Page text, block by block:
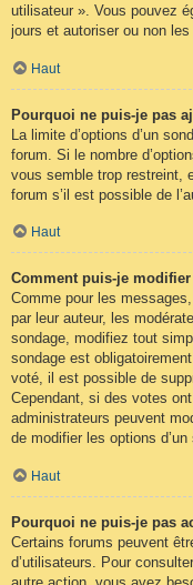
utilisateur ». Vous pouvez
jours et autoriser ou non
Haut
Pourquoi ne puis-je pas
La limite d’options d’un
forum. Si le nombre
vous semble trop restreint,
forum s’il est possible de
Haut
Comment puis-je
Comme pour les
par leur auteur, les
sondage, modifiez tout
sondage est
voté, il est possible de
Cependant, si des votes
administrateurs peuvent
de modifier les options
Haut
Pourquoi ne puis-je pas
Certains forums peuvent
d’utilisateurs. Pour